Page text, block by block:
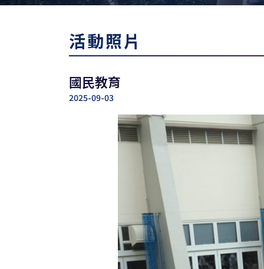
活動照片
國民教育
2025-09-03